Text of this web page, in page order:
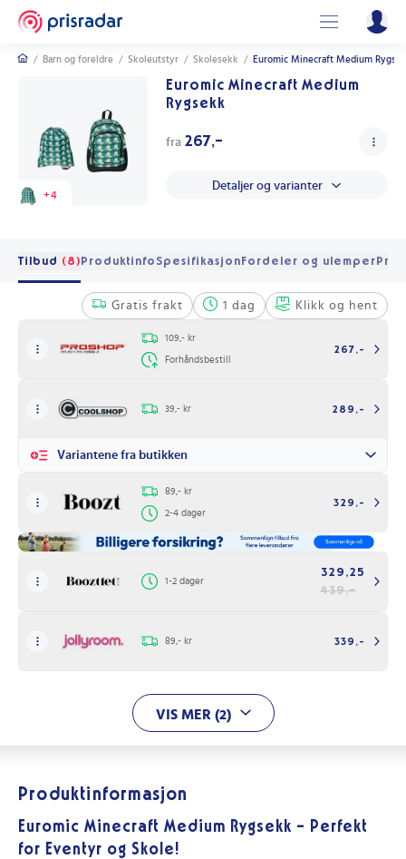
/ Barn og foreldre / Skoleutstyr / Skolesekk / Euromic Minecraft Medium
+4
Euromic Minecraft Medium
Rygsekk
fra 267,-
Detaljer og varianter
Tilbud (8)Produktinfo SpesifikasjonFordeler og ulemperPris
Gratis frakt 1 dag Klikk og hent
109,- kr
Forhåndsbestill
267,-
39,- kr 289,-
Variantene fra butikken
89,- kr
2-4 dager
329,-
1-2 dager
329,25
439,-
89,- kr 339,-
VIS MER (2)
Produktinformasjon
Euromic Minecraft Medium Rygsekk – Perfekt
for Eventyr og Skole!